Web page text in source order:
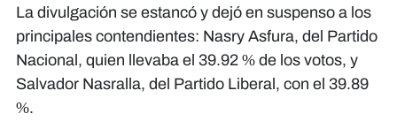
La divulgación se estancó y dejó en suspenso a los
principales contendientes: Nasry Asfura, del Partido
Nacional, quien llevaba el 39.92 % de los votos, y
Salvador Nasralla, del Partido Liberal, con el 39.89
%.